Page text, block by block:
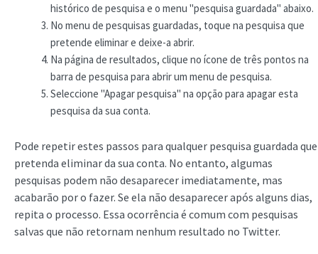
histórico de pesquisa e o menu "pesquisa guardada" abaixo.
No menu de pesquisas guardadas, toque na pesquisa que
pretende eliminar e deixe-a abrir.
Na página de resultados, clique no ícone de três pontos na
barra de pesquisa para abrir um menu de pesquisa.
Seleccione "Apagar pesquisa" na opção para apagar esta
pesquisa da sua conta.
Pode repetir estes passos para qualquer pesquisa guardada que
pretenda eliminar da sua conta. No entanto, algumas
pesquisas podem não desaparecer imediatamente, mas
acabarão por o fazer. Se ela não desaparecer após alguns dias,
repita o processo. Essa ocorrência é comum com pesquisas
salvas que não retornam nenhum resultado no Twitter.